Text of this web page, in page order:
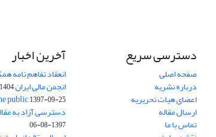
دسترسی سریع
صفحه اصلی
درباره نشریه
اعضای هیات تحریریه
ارسال مقاله
تماس با ما
آخرین اخبار
انعقاد تفاهم نامه
انجمن مالی ایران02-30
public1397-09-25
دسترسی آزاد به
1397-08-06